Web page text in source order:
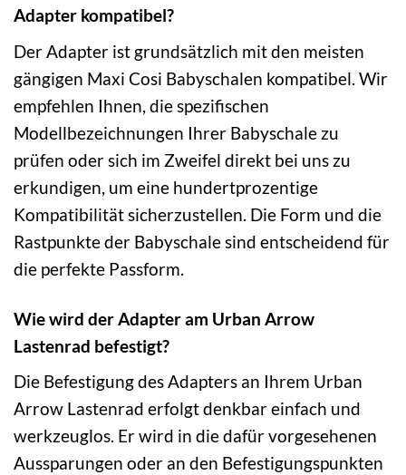
Adapter kompatibel?
Der Adapter ist grundsätzlich mit den meisten
gängigen Maxi Cosi Babyschalen kompatibel. Wir
empfehlen Ihnen, die spezifischen
Modellbezeichnungen Ihrer Babyschale zu
prüfen oder sich im Zweifel direkt bei uns zu
erkundigen, um eine hundertprozentige
Kompatibilität sicherzustellen. Die Form und die
Rastpunkte der Babyschale sind entscheidend für
die perfekte Passform.
Wie wird der Adapter am Urban Arrow
Lastenrad befestigt?
Die Befestigung des Adapters an Ihrem Urban
Arrow Lastenrad erfolgt denkbar einfach und
werkzeuglos. Er wird in die dafür vorgesehenen
Aussparungen oder an den Befestigungspunkten